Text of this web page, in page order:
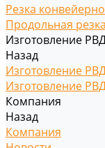
Резка
Продольная
Изготовление
Назад
Изготовление
Изготовление
Компания
Назад
Компания